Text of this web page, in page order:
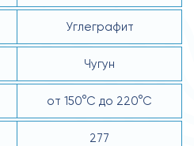
Углеграфит
Чугун
от 150°С до 220°С
277